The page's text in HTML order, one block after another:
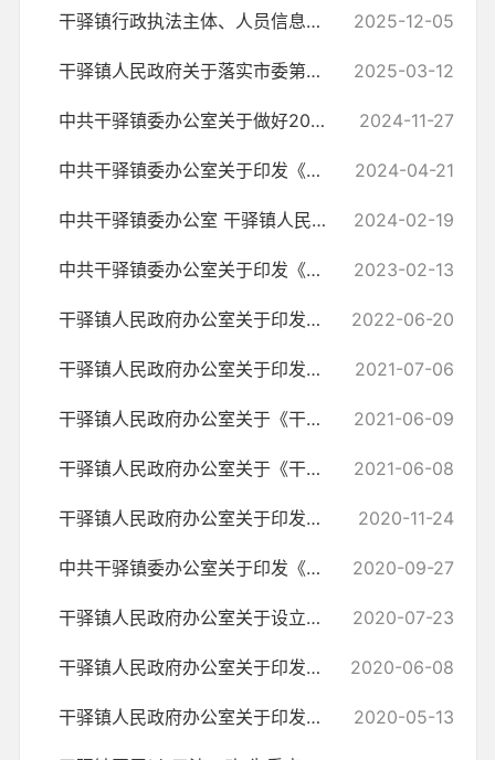
干驿镇行政执法主体、人员信息公示 2025-12-05
干驿镇人民政府关于落实市委第二巡察组反馈意见的整改情况报告 2025-03-12
中共干驿镇委办公室关于做好2025年度重点党报党刊发行工作的通知 2024-11-27
中共干驿镇委办公室关于印发《干驿镇关于开展不担当、不作为突出问题专... 2024-04-21
中共干驿镇委办公室 干驿镇人民政府办公室 关于调整完善干驿镇安全生产... 2024-02-19
中共干驿镇委办公室关于印发《干驿镇开展违规吃喝问题专项整治的工作方... 2023-02-13
干驿镇人民政府办公室关于印发《干驿镇“解难题、稳增长、促发展” 企业... 2022-06-20
干驿镇人民政府办公室关于印发《干驿镇加强境外返乡人员疫情防控工作实... 2021-07-06
干驿镇人民政府办公室关于《干驿镇2021年秸秆禁烧及综合利用实施方案》... 2021-06-09
干驿镇人民政府办公室关于《干驿镇2021年畜禽养殖污染治理工作方案》的通知 2021-06-08
干驿镇人民政府办公室关于印发《干驿镇开展安全隐患大排查大整治“百日... 2020-11-24
中共干驿镇委办公室关于印发《干驿镇第二十一个党风廉政建设宣传教育月... 2020-09-27
干驿镇人民政府办公室关于设立干驿镇社区矫正委员会的通知 2020-07-23
干驿镇人民政府办公室关于印发《干驿镇镇容镇貌整治实施方案》 的通知 2020-06-08
干驿镇人民政府办公室关于印发《干驿镇2020年健康扶贫工作方案》的通知 2020-05-13